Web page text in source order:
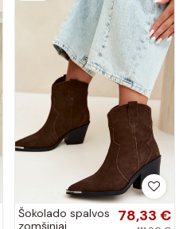
Šokolado spalvos
78,33 €